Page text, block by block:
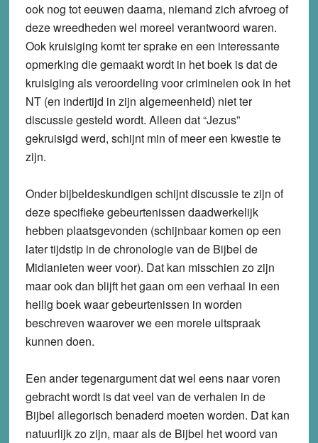
ook nog tot eeuwen daarna, niemand zich afvroeg of
deze wreedheden wel moreel verantwoord waren.
Ook kruisiging komt ter sprake en een interessante
opmerking die gemaakt wordt in het boek is dat de
kruisiging als veroordeling voor criminelen ook in het
NT (en indertijd in zijn algemeenheid) niet ter
discussie gesteld wordt. Alleen dat “Jezus”
gekruisigd werd, schijnt min of meer een kwestie te
zijn.
Onder bijbeldeskundigen schijnt discussie te zijn of
deze specifieke gebeurtenissen daadwerkelijk
hebben plaatsgevonden (schijnbaar komen op een
later tijdstip in de chronologie van de Bijbel de
Midianieten weer voor). Dat kan misschien zo zijn
maar ook dan blijft het gaan om een verhaal in een
heilig boek waar gebeurtenissen in worden
beschreven waarover we een morele uitspraak
kunnen doen.
Een ander tegenargument dat wel eens naar voren
gebracht wordt is dat veel van de verhalen in de
Bijbel allegorisch benaderd moeten worden. Dat kan
natuurlijk zo zijn, maar als de Bijbel het woord van